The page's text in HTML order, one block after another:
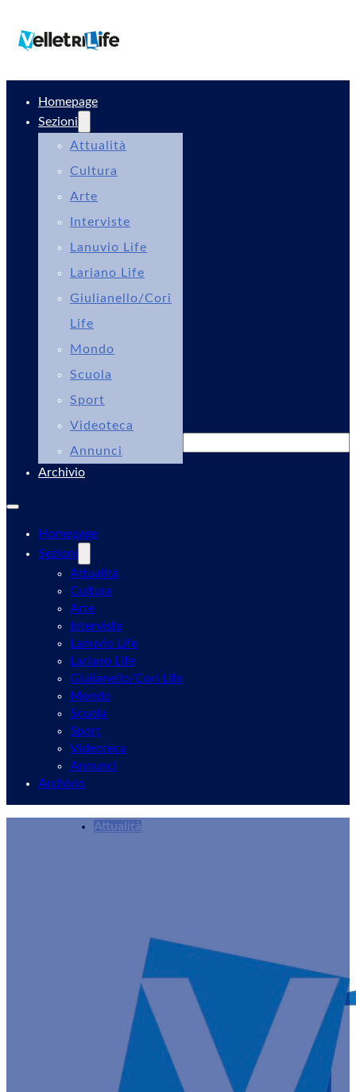
Homepage
Sezioni
Attualità
Cultura
Arte
Interviste
Lanuvio Life
Lariano Life
Giulianello/Cori
Life
Mondo
Scuola
Sport
Videoteca
Annunci
Archivio
Homepage
Sezioni
Attualità
Cultura
Arte
Interviste
Lanuvio Life
Lariano Life
Giulianello/Cori Life
Mondo
Scuola
Sport
Videoteca
Annunci
Archivio
Attualità